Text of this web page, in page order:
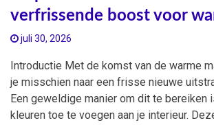
verfrissende boost voor
juli 30, 2026
Introductie Met de komst van de warme
je misschien naar een frisse nieuwe
Een geweldige manier om dit te bereiken
kleuren toe te voegen aan je interieur.